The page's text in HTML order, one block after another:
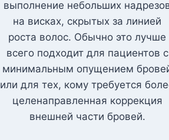
выполнение небольших
на висках, скрытых за линией
роста волос. Обычно это лучше
всего подходит для пациентов с
минимальным опущением
или для тех, кому требуется
целенаправленная коррекция
внешней части бровей.